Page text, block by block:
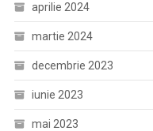
aprilie 2024
martie 2024
decembrie 2023
iunie 2023
mai 2023